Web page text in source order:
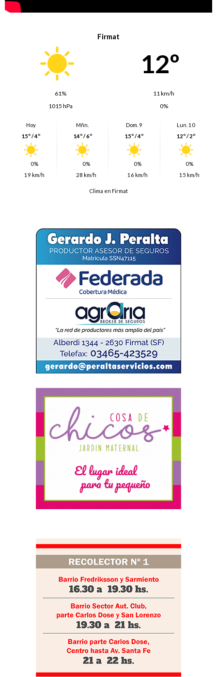
Firmat
12º
61%
11 km/h
1015 hPa
0%
Hoy
15º / 4º
0%
19 km/h
Mñn.
14º / 6º
0%
28 km/h
Dom. 9
15º / 4º
0%
16 km/h
Lun. 10
12º / 2º
0%
15 km/h
Clima en Firmat